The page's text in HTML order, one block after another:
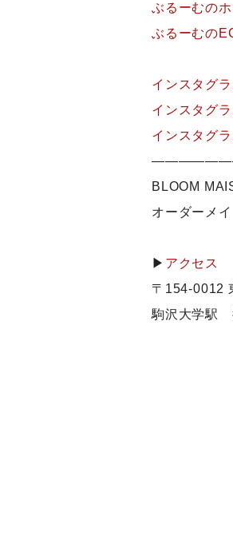
ぶるーむの
ぶるーむの
インスタグ
インスタグ
インスタグラ
BLOOM
オーダーメ
▶ アクセス
〒154-0012
駒沢大学駅